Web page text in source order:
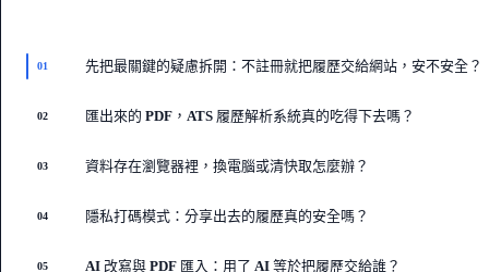
01 先把最關鍵的疑慮拆開：不註冊就把履歷交給網站，安不安全？
02 匯出來的 PDF，ATS 履歷解析系統真的吃得下去嗎？
03 資料存在瀏覽器裡，換電腦或清快取怎麼辦？
04 隱私打碼模式：分享出去的履歷真的安全嗎？
05 AI 改寫與 PDF 匯入：用了 AI 等於把履歷交給誰？